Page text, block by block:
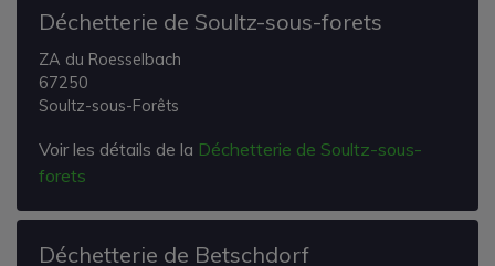
Déchetterie de Soultz-sous-forets
ZA du Roesselbach
67250
Soultz-sous-Forêts
Voir les détails de la Déchetterie de Soultz-sous-
forets
Déchetterie de Betschdorf